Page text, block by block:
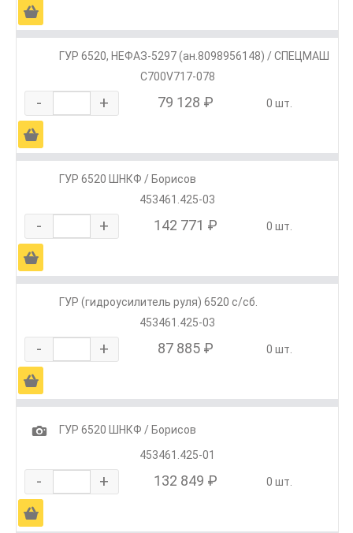
Ä
ГУР 6520, НЕФАЗ-5297 (ан.8098956148) / СПЕЦМАШ
С700V717-078
- + 79 128 ₽ 0 шт.
Ä
ГУР 6520 ШНКФ / Борисов
453461.425-03
- + 142 771 ₽ 0 шт.
Ä
ГУР (гидроусилитель руля) 6520 с/сб.
453461.425-03
- + 87 885 ₽ 0 шт.
Ä
1
ГУР 6520 ШНКФ / Борисов
453461.425-01
- + 132 849 ₽ 0 шт.
Ä